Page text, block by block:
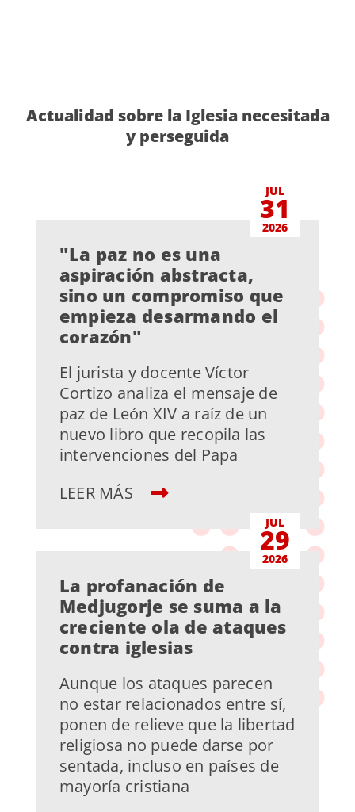
Actualidad sobre la Iglesia necesitada
y perseguida
JUL
31
2026
"La paz no es una
aspiración abstracta,
sino un compromiso que
empieza desarmando el
corazón"
El jurista y docente Víctor
Cortizo analiza el mensaje de
paz de León XIV a raíz de un
nuevo libro que recopila las
intervenciones del Papa
LEER MÁS
JUL
29
2026
La profanación de
Medjugorje se suma a la
creciente ola de ataques
contra iglesias
Aunque los ataques parecen
no estar relacionados entre sí,
ponen de relieve que la libertad
religiosa no puede darse por
sentada, incluso en países de
mayoría cristiana